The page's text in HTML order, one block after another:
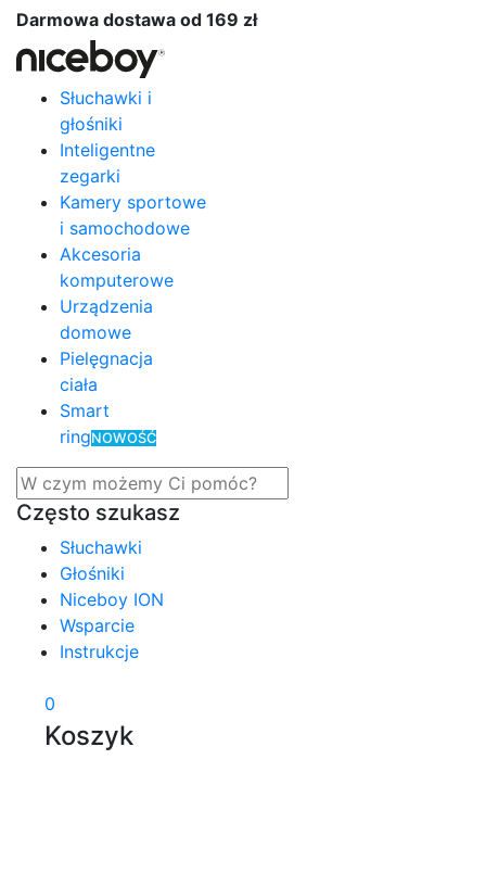
Darmowa dostawa od 169 zł
Słuchawki i
głośniki
Inteligentne
zegarki
Kamery sportowe
i samochodowe
Akcesoria
komputerowe
Urządzenia
domowe
Pielęgnacja
ciała
Smart
ringNOWOŚĆ
Często szukasz
Słuchawki
Głośniki
Niceboy ION
Wsparcie
Instrukcje
0
Koszyk